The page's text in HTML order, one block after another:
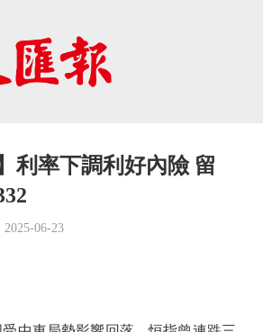
利率下調利好內險 留
2025-06-23